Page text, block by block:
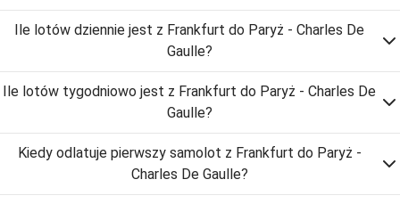
Ile lotów dziennie jest z Frankfurt do Paryż - Charles De
Gaulle?
Ile lotów tygodniowo jest z Frankfurt do Paryż - Charles De
Gaulle?
Kiedy odlatuje pierwszy samolot z Frankfurt do Paryż -
Charles De Gaulle?